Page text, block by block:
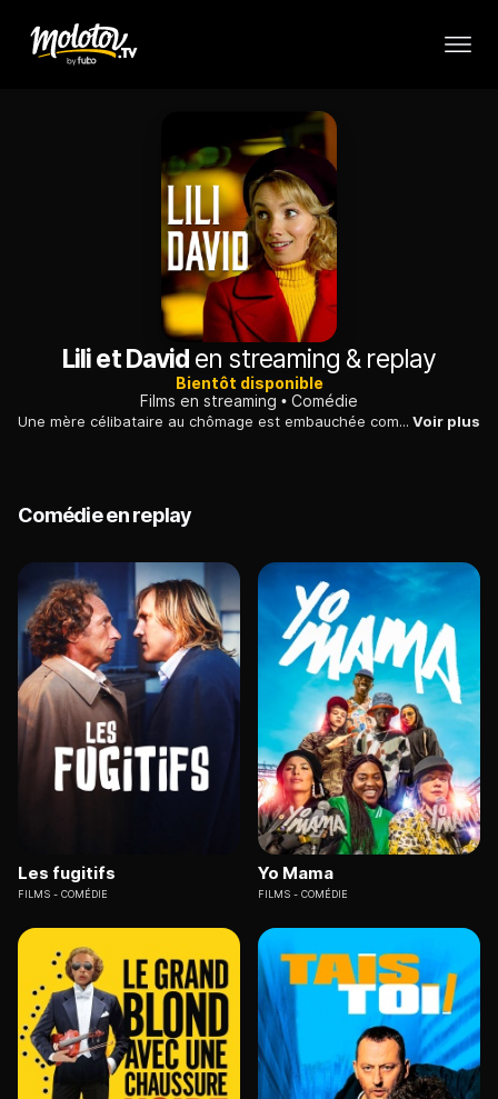
Lili et David en streaming & replay
Bientôt disponible
Films en streaming
Comédie
Une mère célibataire au chômage est embauchée comme concierge dans les prestations haut de gamme. C'est alors qu'un ancien amoureux refait surface... Voir plus
Comédie en replay
Les fugitifs
FILMS COMÉDIE
Yo Mama
FILMS COMÉDIE